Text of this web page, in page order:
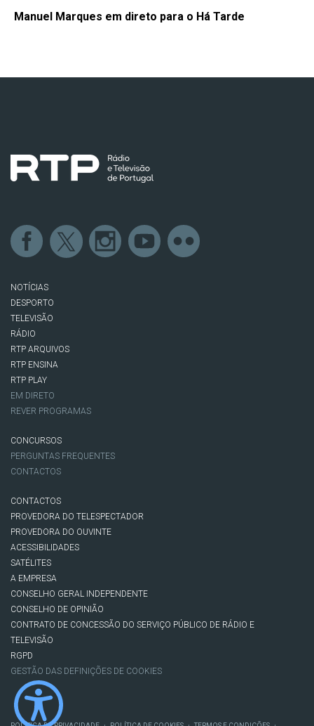
Manuel Marques em direto para o Há Tarde
NOTÍCIAS
DESPORTO
TELEVISÃO
RÁDIO
RTP ARQUIVOS
RTP ENSINA
RTP PLAY
EM DIRETO
REVER PROGRAMAS
CONCURSOS
PERGUNTAS FREQUENTES
CONTACTOS
CONTACTOS
PROVEDORA DO TELESPECTADOR
PROVEDORA DO OUVINTE
ACESSIBILIDADES
SATÉLITES
A EMPRESA
CONSELHO GERAL INDEPENDENTE
CONSELHO DE OPINIÃO
CONTRATO DE CONCESSÃO DO SERVIÇO PÚBLICO DE RÁDIO E
TELEVISÃO
RGPD
GESTÃO DAS DEFINIÇÕES DE COOKIES